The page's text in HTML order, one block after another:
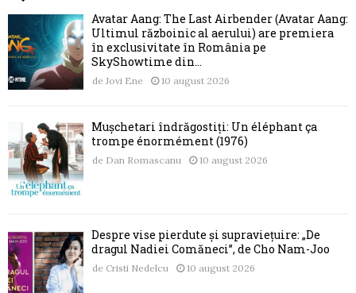
Avatar Aang: The Last Airbender (Avatar Aang:
Ultimul războinic al aerului) are premiera
în exclusivitate în România pe
SkyShowtime din...
de Jovi Ene 10 august 2026
Mușchetari îndrăgostiți: Un éléphant ça
trompe énormément (1976)
de Dan Romascanu 10 august 2026
Despre vise pierdute și supraviețuire: „De
dragul Nadiei Comăneci”, de Cho Nam-Joo
de Cristi Nedelcu 10 august 2026